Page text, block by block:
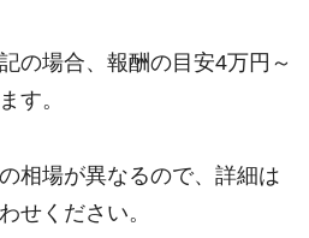
の場合、報酬の目安4万円～
す。
相場が異なるので、詳細は
せください。